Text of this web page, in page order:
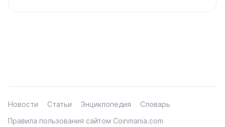
Новости Статьи Энциклопедия
Словарь
Правила пользования сайтом Coinmania.com